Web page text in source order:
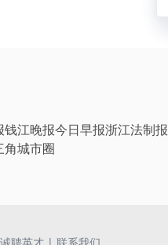
钱江晚报今日早报浙江法制报
角城市圈